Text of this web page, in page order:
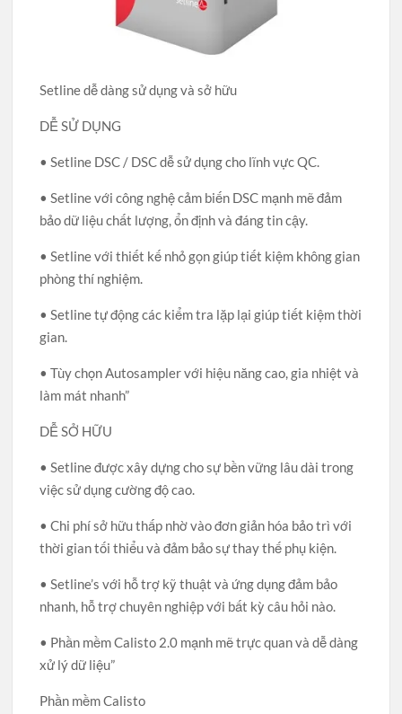
Setline dễ dàng sử dụng và sở hữu
DỄ SỬ DỤNG
• Setline DSC / DSC dễ sử dụng cho lĩnh vực QC.
• Setline với công nghệ cảm biến DSC mạnh mẽ đảm
bảo dữ liệu chất lượng, ổn định và đáng tin cậy.
• Setline với thiết kế nhỏ gọn giúp tiết kiệm không gian
phòng thí nghiệm.
• Setline tự động các kiểm tra lặp lại giúp tiết kiệm thời
gian.
• Tùy chọn Autosampler với hiệu năng cao, gia nhiệt và
làm mát nhanh”
DỄ SỞ HỮU
• Setline được xây dựng cho sự bền vững lâu dài trong
việc sử dụng cường độ cao.
• Chi phí sở hữu thấp nhờ vào đơn giản hóa bảo trì với
thời gian tối thiểu và đảm bảo sự thay thế phụ kiện.
• Setline’s với hỗ trợ kỹ thuật và ứng dụng đảm bảo
nhanh, hỗ trợ chuyên nghiệp với bất kỳ câu hỏi nào.
• Phần mềm Calisto 2.0 mạnh mẽ trực quan và dễ dàng
xử lý dữ liệu”
Phần mềm Calisto